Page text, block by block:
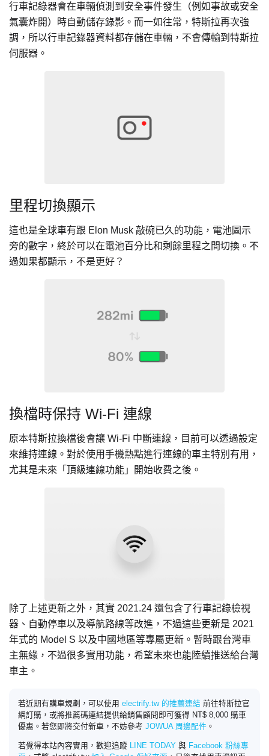
行車記錄器會在車輛偵測到安全事件發生（例如事故或安全
氣囊炸開）時自動儲存錄影。而一如往常，特斯拉再次強
調，所以行車記錄器資料都存儲在車輛，不會傳輸到特斯拉
伺服器。
里程切換顯示
這也是全球車有跟 Elon Musk 敲碗已久的功能，電池圖示
旁的數字，終於可以在電池百分比和剩餘里程之間切換。不
過如果都顯示，不是更好？
換檔時保持 Wi-Fi 連線
原本特斯拉換檔後會讓 Wi-Fi 中斷連線，目前可以透過設定
來維持連線。對於使用手機熱點進行連線的車主特別有用，
尤其是未來「頂級連線功能」開始收費之後。
除了上述更新之外，其實 2021.24 還包含了行車記錄檢視
器、自動停車以及導航路線等改進，不過這些更新是 2021
年式的 Model S 以及中國地區等專屬更新。暫時跟台灣車
主無緣，不過很多實用功能，希望未來也能陸續推送給台灣
車主。
若近期有購車規劃，可以使用 electrify.tw 的推薦連結 前往特斯拉官
網訂購，或將推薦碼連結提供給銷售顧問即可獲得 NT$ 8,000 購車
優惠。若您即將交付新車，不妨參考 JOWUA 周邊配件 。
若覺得本站內容實用，歡迎追蹤 LINE TODAY 與 Facebook 粉絲專